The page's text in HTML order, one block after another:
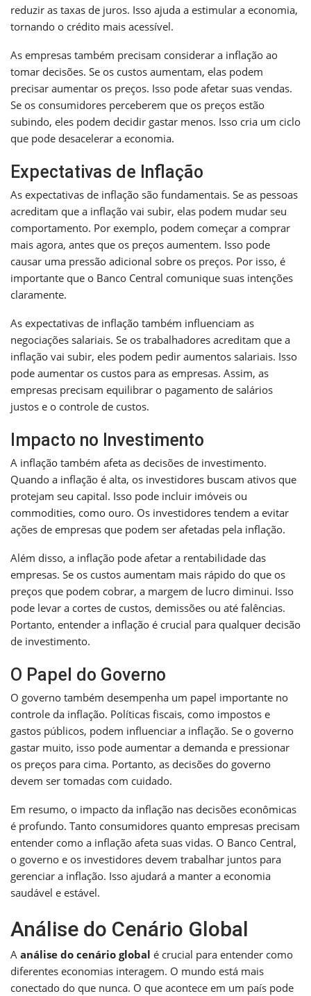
reduzir as taxas de juros. Isso ajuda a estimular a economia,
tornando o crédito mais acessível.
As empresas também precisam considerar a inflação ao
tomar decisões. Se os custos aumentam, elas podem
precisar aumentar os preços. Isso pode afetar suas vendas.
Se os consumidores perceberem que os preços estão
subindo, eles podem decidir gastar menos. Isso cria um ciclo
que pode desacelerar a economia.
Expectativas de Inflação
As expectativas de inflação são fundamentais. Se as pessoas
acreditam que a inflação vai subir, elas podem mudar seu
comportamento. Por exemplo, podem começar a comprar
mais agora, antes que os preços aumentem. Isso pode
causar uma pressão adicional sobre os preços. Por isso, é
importante que o Banco Central comunique suas intenções
claramente.
As expectativas de inflação também influenciam as
negociações salariais. Se os trabalhadores acreditam que a
inflação vai subir, eles podem pedir aumentos salariais. Isso
pode aumentar os custos para as empresas. Assim, as
empresas precisam equilibrar o pagamento de salários
justos e o controle de custos.
Impacto no Investimento
A inflação também afeta as decisões de investimento.
Quando a inflação é alta, os investidores buscam ativos que
protejam seu capital. Isso pode incluir imóveis ou
commodities, como ouro. Os investidores tendem a evitar
ações de empresas que podem ser afetadas pela inflação.
Além disso, a inflação pode afetar a rentabilidade das
empresas. Se os custos aumentam mais rápido do que os
preços que podem cobrar, a margem de lucro diminui. Isso
pode levar a cortes de custos, demissões ou até falências.
Portanto, entender a inflação é crucial para qualquer decisão
de investimento.
O Papel do Governo
O governo também desempenha um papel importante no
controle da inflação. Políticas fiscais, como impostos e
gastos públicos, podem influenciar a inflação. Se o governo
gastar muito, isso pode aumentar a demanda e pressionar
os preços para cima. Portanto, as decisões do governo
devem ser tomadas com cuidado.
Em resumo, o impacto da inflação nas decisões econômicas
é profundo. Tanto consumidores quanto empresas precisam
entender como a inflação afeta suas vidas. O Banco Central,
o governo e os investidores devem trabalhar juntos para
gerenciar a inflação. Isso ajudará a manter a economia
saudável e estável.
Análise do Cenário Global
A análise do cenário global é crucial para entender como
diferentes economias interagem. O mundo está mais
conectado do que nunca. O que acontece em um país pode